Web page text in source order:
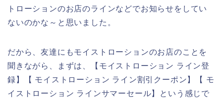
トローションのお店のラインなどでお知らせをしてい
ないのかな～と思いました。
だから、友達にもモイストローションのお店のことを
聞きながら、まずは、【モイストローション ライン登
録】【 モイストローション ライン割引クーポン】【 モ
イストローション ラインサマーセール】という感じで